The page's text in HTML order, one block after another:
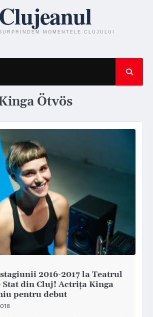
Ötvös
2016-2017 la Teatrul
Stat din Cluj! Actriţa Kinga
pentru debut